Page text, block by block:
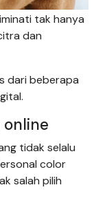
tak hanya
dan
dari beberapa
online
tidak selalu
color
salah pilih